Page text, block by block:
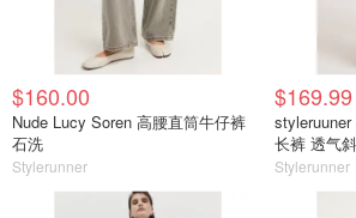
$160.00
Nude Lucy Soren 高腰直筒牛仔裤
石洗
Stylerunner
$169.99
长裤 透气
Stylerunner